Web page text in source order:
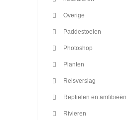
Overige
Paddestoelen
Photoshop
Planten
Reisverslag
Reptielen en amfibieën
Rivieren